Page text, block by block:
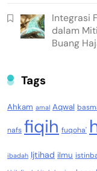
Integrasi
dalam
Buang
Tags
Ahkam amal Aqwal
nafs fiqih fuqoha'
ibadah Ijtihad ilmu